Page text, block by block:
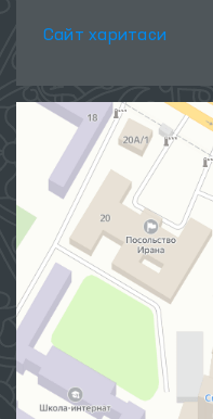
Сайт харитаси